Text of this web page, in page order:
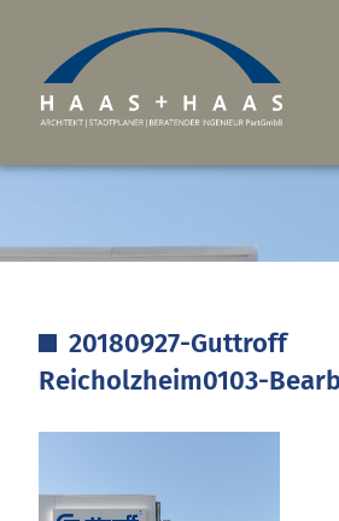
PROJEKTE
KARRIERE
20180927-Guttroff
Reicholzheim0103-